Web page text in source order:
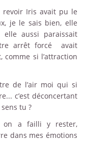
revoir Iris avait pu le
je le sais bien, elle
aussi paraissait
arrêt forcé avait
si l’attraction
de l’air moi qui si
c’est déconcertant
tu ?
on a failli y rester,
dans mes émotions